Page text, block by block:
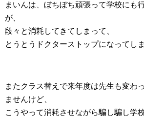
まいんは、ぼちぼち頑張って学校にも
が、
段々と消耗してきてしまって、
とうとうドクターストップになってし
またクラス替えで来年度は先生も変わ
ませんけど、
こうやって消耗させながら騙し騙し学